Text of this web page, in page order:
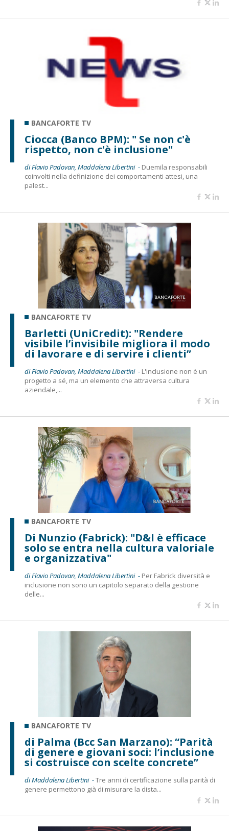
BANCAFORTE TV
Ciocca (Banco BPM): " Se non c'è
rispetto, non c'è inclusione"
di Flavio Padovan, Maddalena Libertini - Duemila responsabili
coinvolti nella definizione dei comportamenti attesi, una
palest...
BANCAFORTE TV
Barletti (UniCredit): "Rendere
visibile l’invisibile migliora il modo
di lavorare e di servire i clienti”
di Flavio Padovan, Maddalena Libertini - L'inclusione non è un
progetto a sé, ma un elemento che attraversa cultura
aziendale,...
BANCAFORTE TV
Di Nunzio (Fabrick): "D&I è efficace
solo se entra nella cultura valoriale
e organizzativa"
di Flavio Padovan, Maddalena Libertini - Per Fabrick diversità e
inclusione non sono un capitolo separato della gestione
delle...
BANCAFORTE TV
di Palma (Bcc San Marzano): “Parità
di genere e giovani soci: l’inclusione
si costruisce con scelte concrete”
di Maddalena Libertini -Tre anni di certificazione sulla parità di
genere permettono già di misurare la dista...